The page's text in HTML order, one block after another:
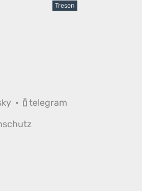
Tresen
•
telegram